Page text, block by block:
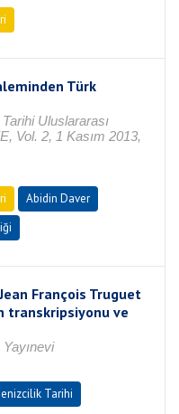
Türk
Uluslararası
Vol. 2, 1 Kasım 2013,
Abidin Daver
François Truguet
transkripsiyonu ve
Tarihi